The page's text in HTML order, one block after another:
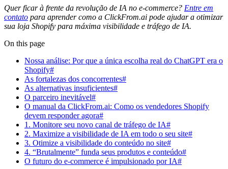
Quer ficar à frente da revolução de IA no e-commerce? Entre em
contato para aprender como a ClickFrom.ai pode ajudar a otimizar
sua loja Shopify para máxima visibilidade e tráfego de IA.
On this page
Nossa análise: Por que a única escolha real do ChatGPT era o
Shopify#
As fortalezas dos concorrentes#
As alternativas insuficientes#
O parceiro inevitável#
O manual da ClickFrom.ai: Como os vendedores Shopify
devem responder agora#
1. Monitore seu novo canal de tráfego de IA#
2. Maximize a visibilidade de IA em todo o seu site#
3. Otimize a visibilidade do conteúdo no site#
4. “Brutalmente” funda seus produtos e conteúdo#
O futuro do e-commerce é impulsionado por IA#